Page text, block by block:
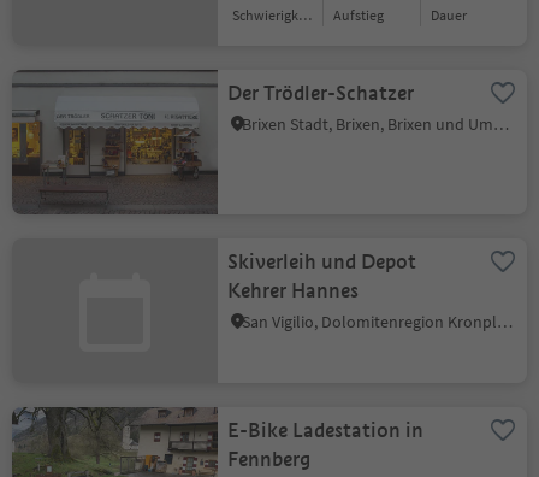
Schwierigkeitsgrad Aufstieg Dauer
Der Trödler-Schatzer
Brixen Stadt, Brixen, Brixen und Umgebung
Skiverleih und Depot
Kehrer Hannes
San Vigilio, Dolomitenregion Kronplatz
E-Bike Ladestation in
Fennberg